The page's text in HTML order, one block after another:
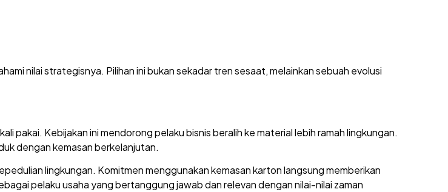
nilai strategisnya. Pilihan ini bukan sekadar tren sesaat, melainkan sebuah evolusi
pakai. Kebijakan ini mendorong pelaku bisnis beralih ke material lebih ramah lingkungan.
dengan kemasan berkelanjutan.
lingkungan. Komitmen menggunakan kemasan karton langsung memberikan
pelaku usaha yang bertanggung jawab dan relevan dengan nilai-nilai zaman